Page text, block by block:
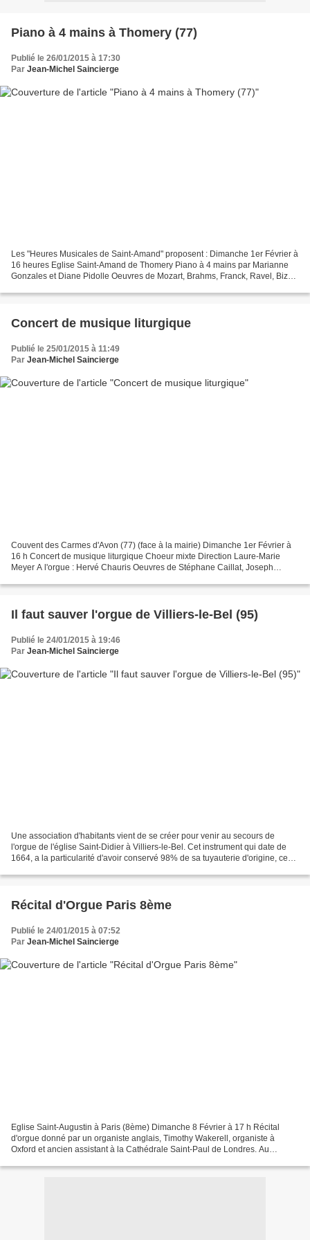
Piano à 4 mains à Thomery (77)
Publié le 26/01/2015 à 17:30
Par Jean-Michel Saincierge
Les "Heures Musicales de Saint-Amand" proposent : Dimanche 1er Février à
16 heures Eglise Saint-Amand de Thomery Piano à 4 mains par Marianne
Gonzales et Diane Pidolle Oeuvres de Mozart, Brahms, Franck, Ravel, Bizet.
Concert de musique liturgique
Publié le 25/01/2015 à 11:49
Par Jean-Michel Saincierge
Couvent des Carmes d'Avon (77) (face à la mairie) Dimanche 1er Février à
16 h Concert de musique liturgique Choeur mixte Direction Laure-Marie
Meyer A l'orgue : Hervé Chauris Oeuvres de Stéphane Caillat, Joseph
Il faut sauver l'orgue de Villiers-le-Bel (95)
Publié le 24/01/2015 à 19:46
Par Jean-Michel Saincierge
Une association d'habitants vient de se créer pour venir au secours de
l'orgue de l'église Saint-Didier à Villiers-le-Bel. Cet instrument qui date de
1664, a la particularité d'avoir conservé 98% de sa tuyauterie d'origine, ce
Récital d'Orgue Paris 8ème
Publié le 24/01/2015 à 07:52
Par Jean-Michel Saincierge
Eglise Saint-Augustin à Paris (8ème) Dimanche 8 Février à 17 h Récital
d'orgue donné par un organiste anglais, Timothy Wakerell, organiste à
Oxford et ancien assistant à la Cathédrale Saint-Paul de Londres. Au